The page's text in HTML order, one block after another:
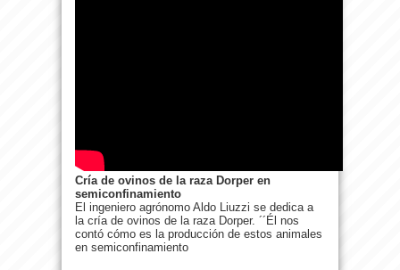
Cría de ovinos de la raza Dorper en
semiconfinamiento
El ingeniero agrónomo Aldo Liuzzi se dedica a
la cría de ovinos de la raza Dorper. ´´Él nos
contó cómo es la producción de estos animales
en semiconfinamiento